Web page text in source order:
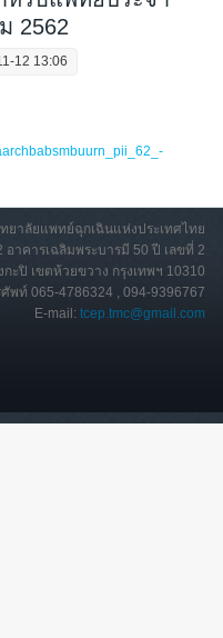
2562
12 13:06
ยาลัยแพทย์ฉุกเฉินแห่งประเทศไทย
อาคารเฉลิมพระบารมี 50 ปี เลขที่ 2
ปิ เขตห้วยขวาง กรุงเทพฯ 10310
พท์ 065-4786324 , 094-9396767
E-mail:tcep.tmc@gmail.com